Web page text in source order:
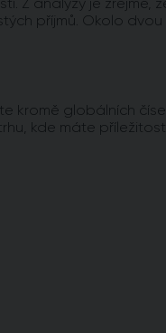
příjmů. Okolo
kromě globálních
kde máte